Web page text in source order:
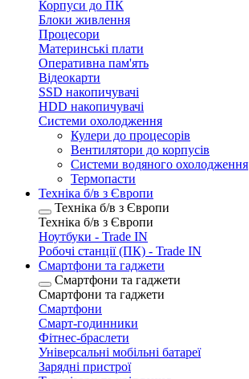
Корпуси до ПК
Блоки живлення
Процесори
Материнські плати
Оперативна пам'ять
Відеокарти
SSD накопичувачі
HDD накопичувачі
Системи охолодження
Кулери до процесорів
Вентилятори до корпусів
Системи водяного охолодження
Термопасти
Техніка б/в з Європи
Техніка б/в з Європи
Техніка б/в з Європи
Ноутбуки - Trade IN
Робочі станції (ПК) - Trade IN
Смартфони та гаджети
Смартфони та гаджети
Смартфони та гаджети
Смартфони
Смарт-годинники
Фітнес-браслети
Універсальні мобільні батареї
Зарядні пристрої